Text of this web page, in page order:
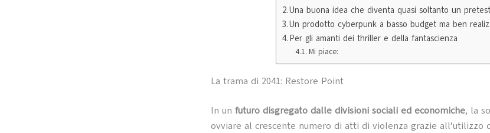
Una buona idea che diventa quasi soltanto un
Un prodotto cyberpunk a basso budget ma ben
Per gli amanti dei thriller e della fantascienza
Mi piace:
La trama di 2041: Restore Point
In un futuro disgregato dalle divisioni sociali ed economiche, la
ovviare al crescente numero di atti di violenza grazie all’utilizzo